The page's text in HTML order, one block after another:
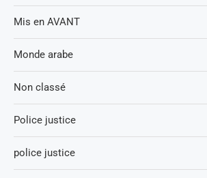
Mis en AVANT
Monde arabe
Non classé
Police justice
police justice